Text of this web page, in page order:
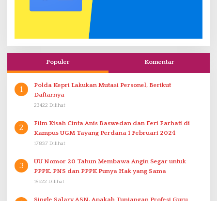
Populer Komentar
1
Polda Kepri Lakukan Mutasi Personel, Berikut
Daftarnya
23422 Dilihat
2
Film Kisah Cinta Anis Baswedan dan Feri Farhati di
Kampus UGM Tayang Perdana 1 Februari 2024
17837 Dilihat
3
UU Nomor 20 Tahun Membawa Angin Segar untuk
PPPK. PNS dan PPPK Punya Hak yang Sama
15622 Dilihat
Single Salary ASN, Apakah Tunjangan Profesi Guru